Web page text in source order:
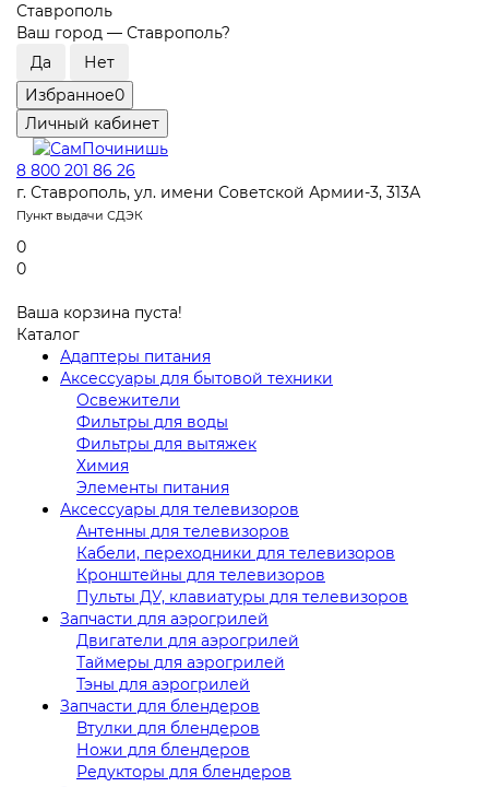
Ставрополь
Ваш город — Ставрополь?
Избранное0
Личный кабинет
8 800 201 86 26
г. Ставрополь, ул. имени Советской Армии-3, 313А
Пункт выдачи СДЭК
0
0
Ваша корзина пуста!
Каталог
Адаптеры питания
Аксессуары для бытовой техники
Освежители
Фильтры для воды
Фильтры для вытяжек
Химия
Элементы питания
Аксессуары для телевизоров
Антенны для телевизоров
Кабели, переходники для телевизоров
Кронштейны для телевизоров
Пульты ДУ, клавиатуры для телевизоров
Запчасти для аэрогрилей
Двигатели для аэрогрилей
Таймеры для аэрогрилей
Тэны для аэрогрилей
Запчасти для блендеров
Втулки для блендеров
Ножи для блендеров
Редукторы для блендеров